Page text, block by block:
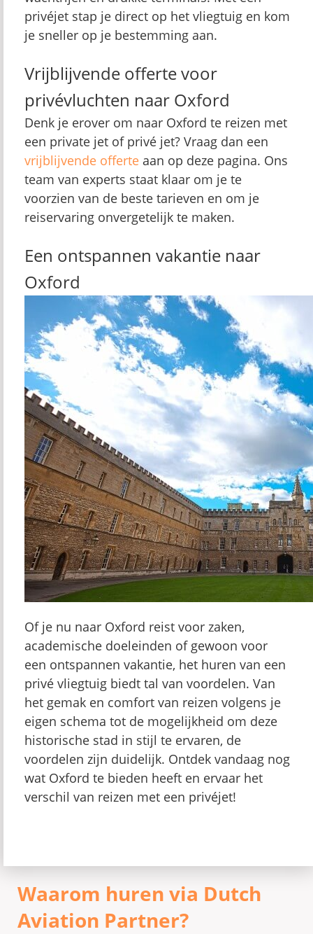
privéjet stap je direct op het vliegtuig en kom
je sneller op je bestemming aan.
Vrijblijvende offerte voor
privévluchten naar Oxford
Denk je erover om naar Oxford te reizen met
een private jet of privé jet? Vraag dan een
vrijblijvende offerte aan op deze pagina. Ons
team van experts staat klaar om je te
voorzien van de beste tarieven en om je
reiservaring onvergetelijk te maken.
Een ontspannen vakantie naar
Oxford
Of je nu naar Oxford reist voor zaken,
academische doeleinden of gewoon voor
een ontspannen vakantie, het huren van een
privé vliegtuig biedt tal van voordelen. Van
het gemak en comfort van reizen volgens je
eigen schema tot de mogelijkheid om deze
historische stad in stijl te ervaren, de
voordelen zijn duidelijk. Ontdek vandaag nog
wat Oxford te bieden heeft en ervaar het
verschil van reizen met een privéjet!
Waarom huren via Dutch
Aviation Partner?